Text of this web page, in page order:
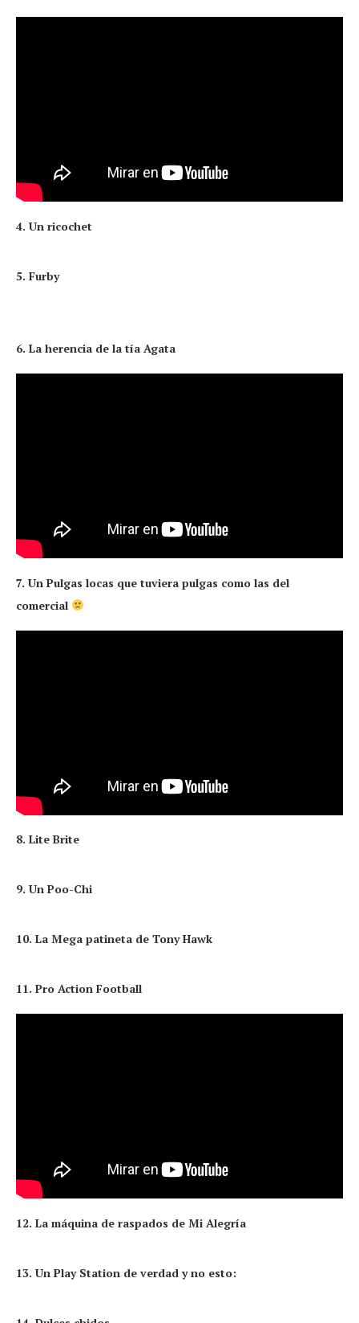
4. Un ricochet
5. Furby
6. La herencia de la tía Agata
7. Un Pulgas locas que tuviera pulgas como las del
comercial
8. Lite Brite
9. Un Poo-Chi
10. La Mega patineta de Tony Hawk
11. Pro Action Football
12. La máquina de raspados de Mi Alegría
13. Un Play Station de verdad y no esto: